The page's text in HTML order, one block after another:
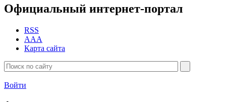
Официальный интернет-портал
RSS
AAA
Карта сайта
Войти